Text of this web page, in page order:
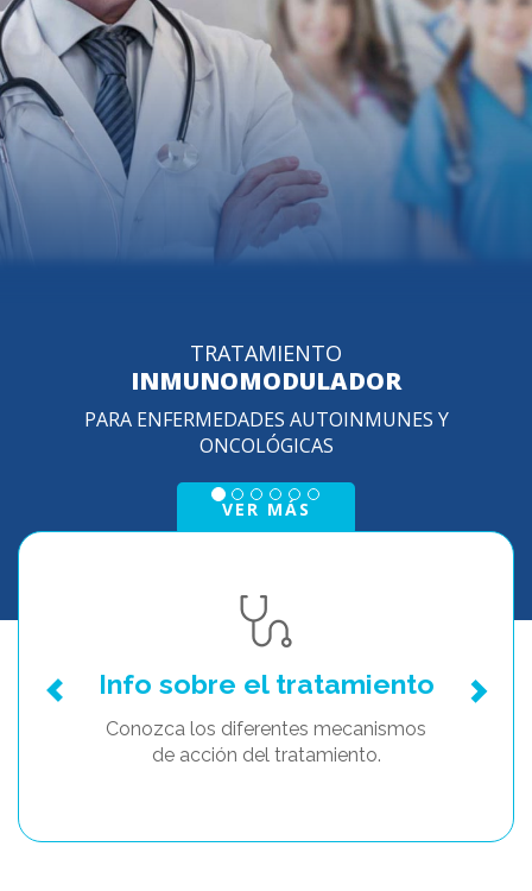
Info sobre el tratamiento
Conozca los diferentes mecanismos
de acción del tratamiento.